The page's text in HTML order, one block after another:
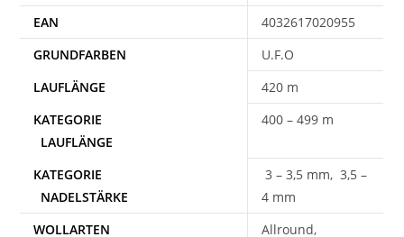
EAN
4032617020955
U.F.O
420 m
400 – 499 m
3 – 3,5 mm, 3,5 –
4 mm
WOLLARTEN
Allround,